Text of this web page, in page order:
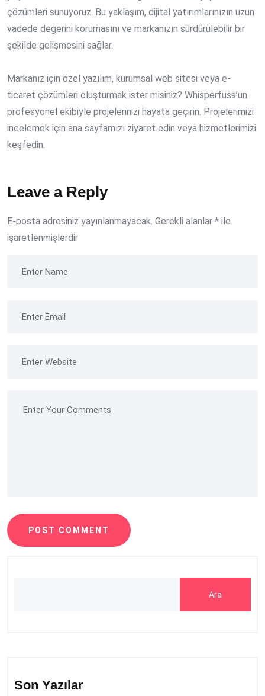
çözümleri sunuyoruz. Bu yaklaşım, dijital yatırımlarınızın uzun
vadede değerini korumasını ve markanızın sürdürülebilir bir
şekilde gelişmesini sağlar.
Markanız için özel yazılım, kurumsal web sitesi veya e-
ticaret çözümleri oluşturmak ister misiniz? Whisperfuss’un
profesyonel ekibiyle projelerinizi hayata geçirin. Projelerimizi
incelemek için ana sayfamızı ziyaret edin veya hizmetlerimizi
keşfedin.
Leave a Reply
E-posta adresiniz yayınlanmayacak. Gerekli alanlar * ile
işaretlenmişlerdir
POST COMMENT
Ara
Son Yazılar